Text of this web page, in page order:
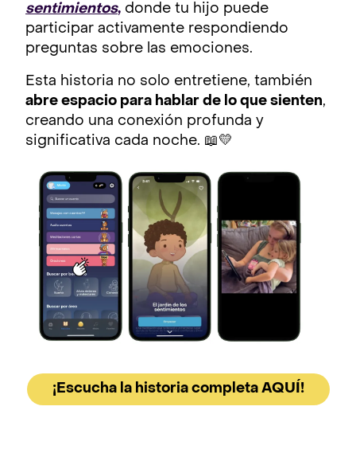
sentimientos, donde tu hijo puede
participar activamente respondiendo
preguntas sobre las emociones.
Esta historia no solo entretiene, también
abre espacio para hablar de lo que sienten,
creando una conexión profunda y
significativa cada noche. 📖💛
¡Escucha la historia completa AQUÍ!